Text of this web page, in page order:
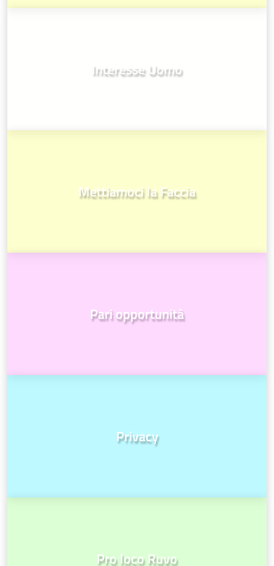
Interesse Uomo
Mettiamoci la Faccia
Pari opportunità
Privacy
Pro loco Ruvo